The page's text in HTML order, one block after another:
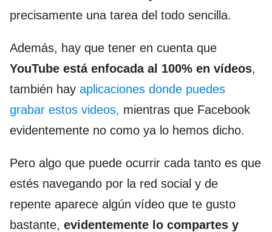
precisamente una tarea del todo sencilla.
Además, hay que tener en cuenta que
YouTube está enfocada al 100% en vídeos,
también hay aplicaciones donde puedes
grabar estos videos, mientras que Facebook
evidentemente no como ya lo hemos dicho.
Pero algo que puede ocurrir cada tanto es que
estés navegando por la red social y de
repente aparece algún vídeo que te gusto
bastante, evidentemente lo compartes y